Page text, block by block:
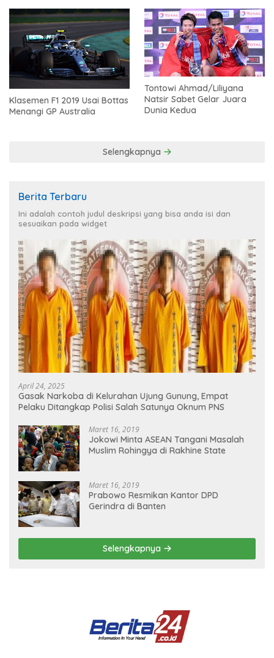
Klasemen F1 2019 Usai Bottas
Menangi GP Australia
Tontowi Ahmad/Liliyana
Natsir Sabet Gelar Juara
Dunia Kedua
Selengkapnya
Berita Terbaru
Ini adalah contoh judul deskripsi yang bisa anda isi dan
sesuaikan pada widget
April 24, 2025
Gasak Narkoba di Kelurahan Ujung Gunung, Empat
Pelaku Ditangkap Polisi Salah Satunya Oknum PNS
Maret 16, 2019
Jokowi Minta ASEAN Tangani Masalah
Muslim Rohingya di Rakhine State
Maret 16, 2019
Prabowo Resmikan Kantor DPD
Gerindra di Banten
Selengkapnya